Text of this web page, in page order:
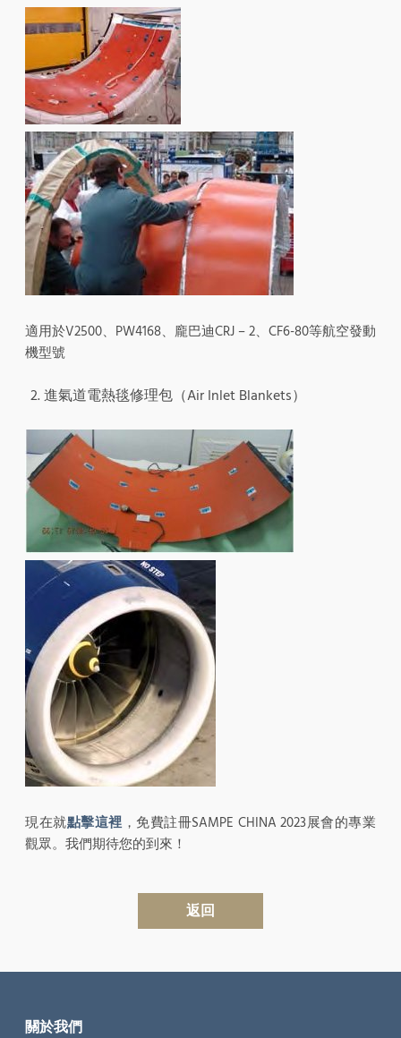
適用於V2500、PW4168、龐巴迪CRJ – 2、CF6-80等航空發動
機型號
進氣道電熱毯修理包（Air Inlet Blankets）
現在就點擊這裡，免費註冊SAMPE CHINA 2023展會的專業
觀眾。我們期待您的到來！
返回
關於我們